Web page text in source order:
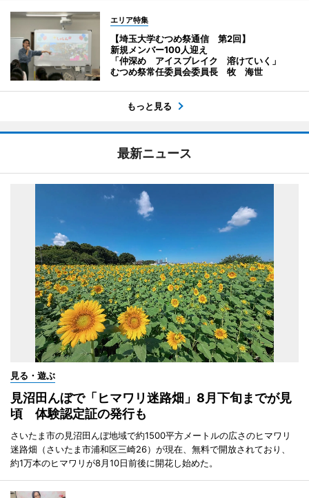
エリア特集
【埼玉大学むつめ祭通信 第2回】
新規メンバー100人迎え
「仲深め アイスブレイク 溶けていく」
むつめ祭常任委員会委員長 牧 海世
もっと見る
最新ニュース
見る・遊ぶ
見沼田んぼで「ヒマワリ迷路畑」8月下旬までが見
頃 体験認定証の発行も
さいたま市の見沼田んぼ地域で約1500平方メートルの広さのヒマワリ
迷路畑（さいたま市浦和区三崎26）が現在、無料で開放されており、
約1万本のヒマワリが8月10日前後に開花し始めた。